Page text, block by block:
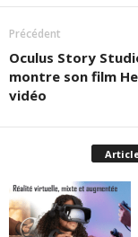
Précédent
Oculus Story
montre son film
vidéo